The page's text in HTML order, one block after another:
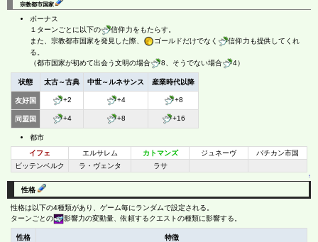
宗教都市国家
ボーナス
１ターンごとに以下の
信仰力をもたらす。
また、宗教都市国家を発見した際、
ゴールドだけでなく
信仰力も提供してくれ
る。
（都市国家が初めて出会う文明の場合
8、そうでない場合 4）
状態 太古～古典 中世～ルネサンス 産業時代以降
友好国 +2 +4 +8
同盟国 +4 +8 +16
都市
イフェ
エルサレム カトマンズ ジュネーヴ
バチカン市国
ビッテンベルク
ラ・ヴェンタ ラサ
↑
性格
性格は以下の4種類があり、ゲーム毎にランダムで設定される。
ターンごとの
影響力の変動量、依頼するクエストの種類に影響する。
性格 特徴